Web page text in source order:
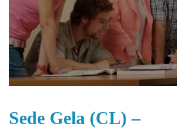
Sede Gela (CL) –